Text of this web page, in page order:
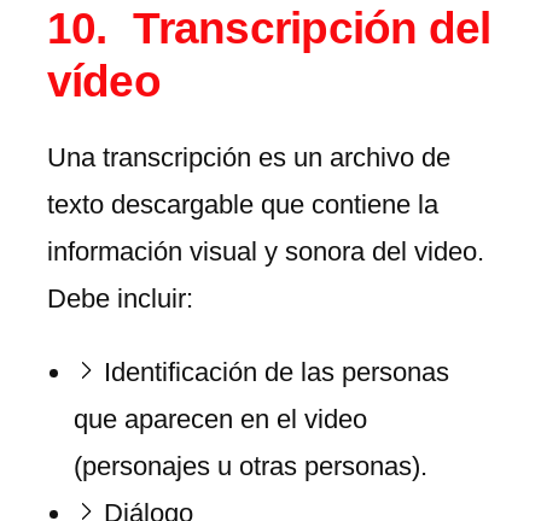
Transcripción del
vídeo
Una transcripción es un archivo de
texto descargable que contiene la
información visual y sonora del video.
Debe incluir:
Identificación de las personas
que aparecen en el video
(personajes u otras personas).
Diálogo